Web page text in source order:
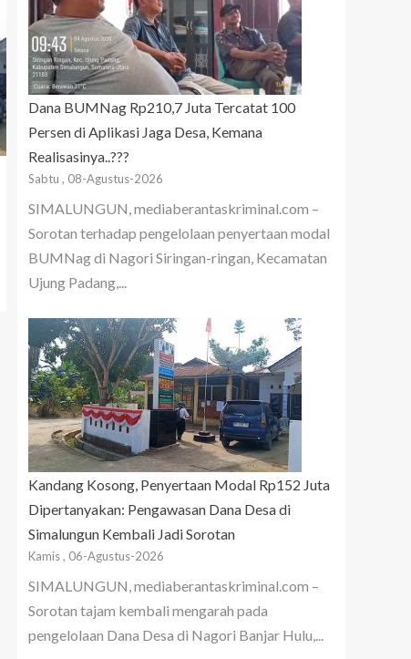
Dana BUMNag Rp210,7 Juta Tercatat 100
Persen di Aplikasi Jaga Desa, Kemana
Realisasinya..???
Sabtu , 08-Agustus-2026
SIMALUNGUN, mediaberantaskriminal.com –
Sorotan terhadap pengelolaan penyertaan modal
BUMNag di Nagori Siringan-ringan, Kecamatan
Ujung Padang,...
Kandang Kosong, Penyertaan Modal Rp152 Juta
Dipertanyakan: Pengawasan Dana Desa di
Simalungun Kembali Jadi Sorotan
Kamis , 06-Agustus-2026
SIMALUNGUN, mediaberantaskriminal.com –
Sorotan tajam kembali mengarah pada
pengelolaan Dana Desa di Nagori Banjar Hulu,...